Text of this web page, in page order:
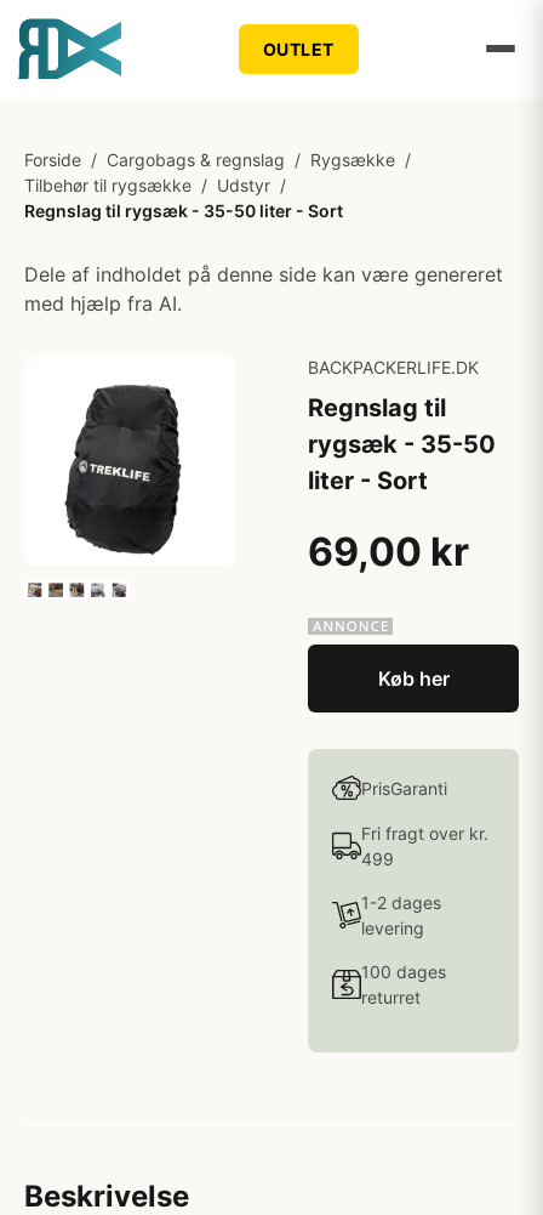
OUTLET
Forside / Cargobags & regnslag / Rygsække /
Tilbehør til rygsække / Udstyr /
Regnslag til rygsæk - 35-50 liter - Sort
Dele af indholdet på denne side kan være genereret
med hjælp fra AI.
BACKPACKERLIFE.DK
Regnslag til
rygsæk - 35-50
liter - Sort
69,00 kr
Køb her
PrisGaranti
Fri fragt over kr.
499
1-2 dages
levering
100 dages
returret
Beskrivelse